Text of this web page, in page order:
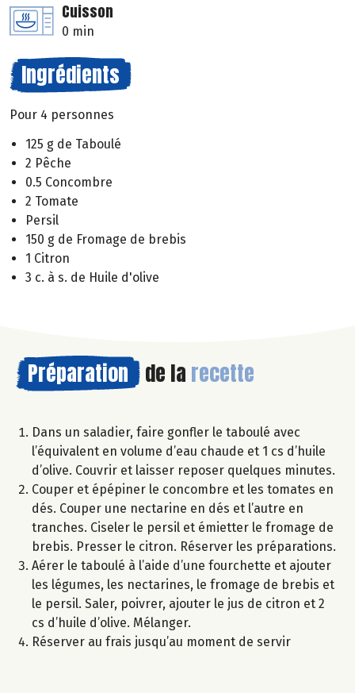
Cuisson
0 min
Ingrédients
Pour 4 personnes
125 g de Taboulé
2 Pêche
0.5 Concombre
2 Tomate
Persil
150 g de Fromage de brebis
1 Citron
3 c. à s. de Huile d'olive
Préparation de la recette
Dans un saladier, faire gonfler le taboulé avec
l’équivalent en volume d’eau chaude et 1 cs d’huile
d’olive. Couvrir et laisser reposer quelques minutes.
Couper et épépiner le concombre et les tomates en
dés. Couper une nectarine en dés et l’autre en
tranches. Ciseler le persil et émietter le fromage de
brebis. Presser le citron. Réserver les préparations.
Aérer le taboulé à l’aide d’une fourchette et ajouter
les légumes, les nectarines, le fromage de brebis et
le persil. Saler, poivrer, ajouter le jus de citron et 2
cs d’huile d’olive. Mélanger.
Réserver au frais jusqu’au moment de servir